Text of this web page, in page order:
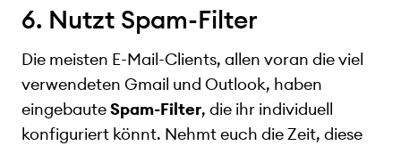
6. Nutzt Spam-Filter
Die meisten E-Mail-Clients, allen voran die viel
verwendeten Gmail und Outlook, haben
eingebauteSpam-Filter, die ihr individuell
konfiguriert könnt. Nehmt euch die Zeit, diese